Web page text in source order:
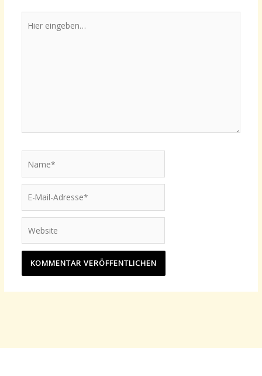
eingeben…
Mail-
Adresse*